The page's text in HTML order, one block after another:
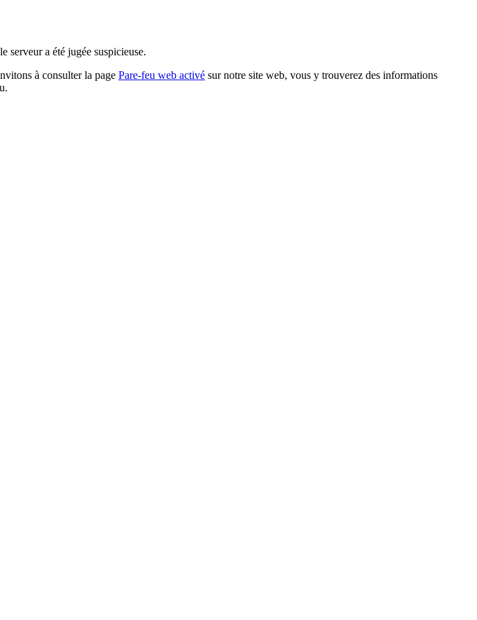
serveur a été jugée suspicieuse.
à consulter la page Pare-feu web activé sur notre site web, vous y trouverez des informations